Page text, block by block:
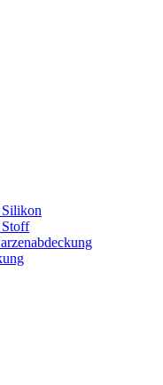
Silikon
Stoff